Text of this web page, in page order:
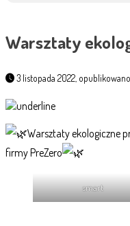
Warsztaty
3 listopada 2022,
Warsztaty ekologiczne
firmy PreZero
smart